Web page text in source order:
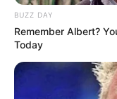
BUZZ DAY
Remember Albert?
Today